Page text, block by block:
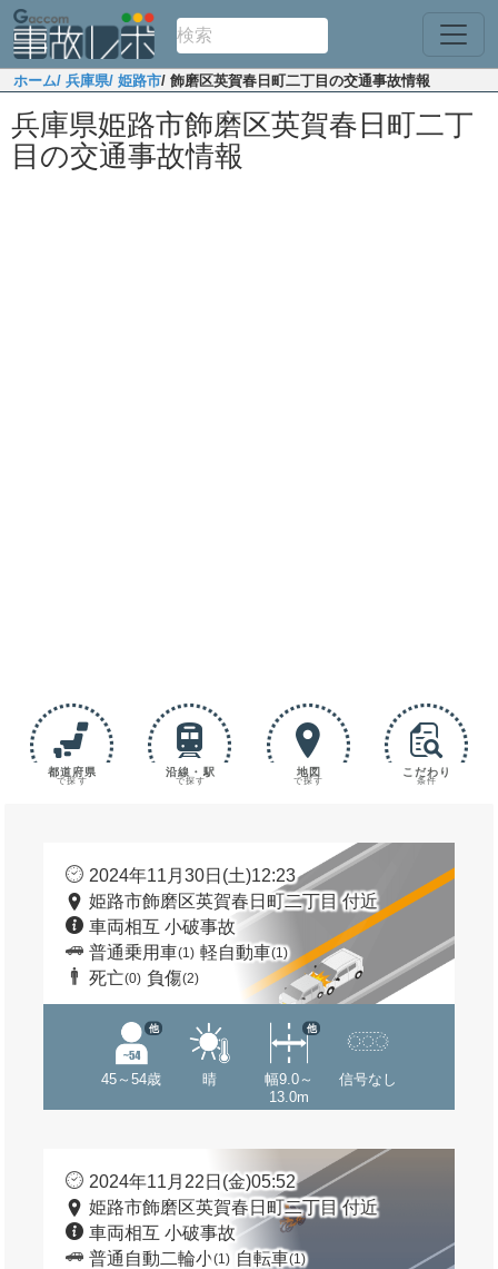
ホーム/ 兵庫県/ 姫路市/ 飾磨区英賀春日町二丁目の交通事故情報
兵庫県姫路市飾磨区英賀春日町二丁
目の交通事故情報
都道府県
で探す
沿線・駅
で探す
地図
で探す
こだわり
条件
2024年11月30日(土)12:23
姫路市飾磨区英賀春日町二丁目 付近
車両相互 小破事故
普通乗用車(1) 軽自動車(1)
死亡(0) 負傷(2)
45～54歳
他
晴
幅9.0～
13.0m
他
信号なし
2024年11月22日(金)05:52
姫路市飾磨区英賀春日町二丁目 付近
車両相互 小破事故
普通自動二輪小(1) 自転車(1)